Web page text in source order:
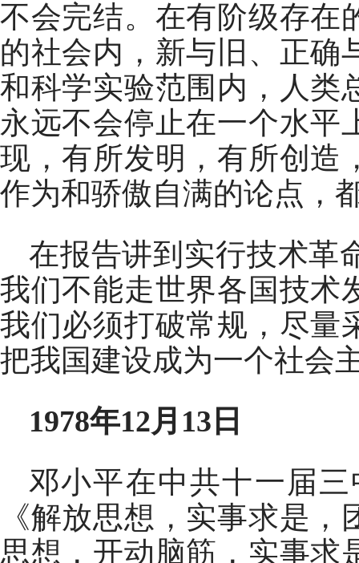
不会完结。在有阶级存在
的社会内，新与旧、正确
和科学实验范围内，人类
永远不会停止在一个水平
现，有所发明，有所创造
作为和骄傲自满的论点，
在报告讲到实行技术革
我们不能走世界各国技术
我们必须打破常规，尽量
把我国建设成为一个社会
1978年12月13日
邓小平在中共十一届
《解放思想，实事求是
思想，开动脑筋，实事求